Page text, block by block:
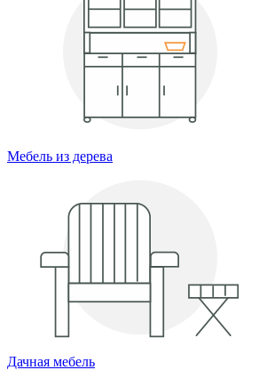
Мебель из дерева
Дачная мебель